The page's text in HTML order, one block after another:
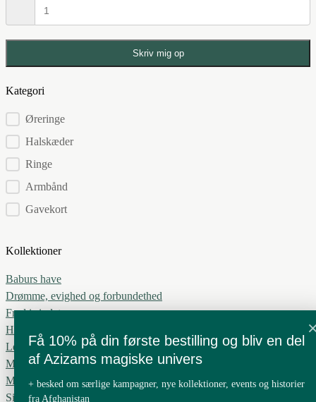
Få 10% på din første bestilling og bliv en del
af Azizams magiske univers
+ besked om særlige kampagner, nye kollektioner, events og historier
fra Afghanistan
Skriv mig op
Kategori
Kategorier
Øreringe
Halskæder
Ringe
Armbånd
Gavekort
Kollektioner
Baburs have
Drømme, evighed og forbundethed
Fred i sindet
Håbets blad
Leve i harmoni
Min Blomst
Mit ønske
Silkevejen